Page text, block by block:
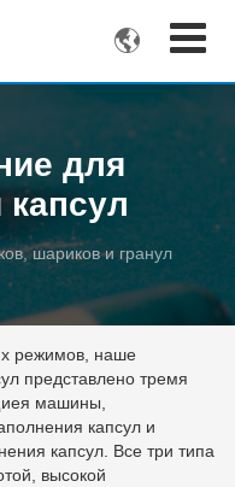

для
шариков и гранул
режимов, наше
представлено тремя
машины,
капсул и
капсул. Все три типа
высокой